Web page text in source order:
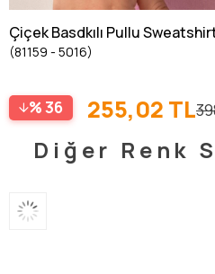
Çiçek Basdkılı Pullu
(81159 - 5016)
36 255,02 TL
Diğer Renk